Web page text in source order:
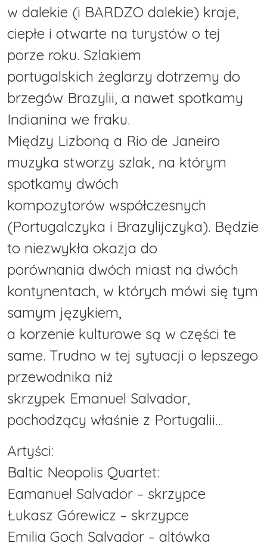
w dalekie (i BARDZO dalekie) kraje,
ciepłe i otwarte na turystów o tej
porze roku. Szlakiem
portugalskich żeglarzy dotrzemy do
brzegów Brazylii, a nawet spotkamy
Indianina we fraku.
Między Lizboną a Rio de Janeiro
muzyka stworzy szlak, na którym
spotkamy dwóch
kompozytorów współczesnych
(Portugalczyka i Brazylijczyka). Będzie
to niezwykła okazja do
porównania dwóch miast na dwóch
kontynentach, w których mówi się tym
samym językiem,
a korzenie kulturowe są w części te
same. Trudno w tej sytuacji o lepszego
przewodnika niż
skrzypek Emanuel Salvador,
pochodzący właśnie z Portugalii…
Artyści:
Baltic Neopolis Quartet:
Eamanuel Salvador – skrzypce
Łukasz Górewicz – skrzypce
Emilia Goch Salvador – altówka